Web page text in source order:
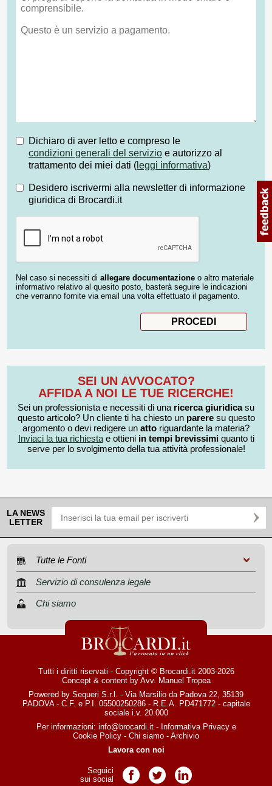
Dichiaro di aver letto e compreso le
condizioni generali del servizio e autorizzo al
trattamento dei miei dati ( leggi informativa)
Desidero iscrivermi alla newsletter di informazione
giuridica di Brocardi.it
Nel caso si necessiti di allegare documentazione o altro materiale
informativo relativo al quesito posto, basterà seguire le indicazioni
che verranno fornite via email una volta effettuato il pagamento.
SEI UN AVVOCATO?
AFFIDA A NOI LE TUE RICERCHE!
Sei un professionista e necessiti di una ricerca giuridicasu
questo articolo? Un cliente ti ha chiesto un pareresu questo
argomento o devi redigere un atto riguardante la materia?
Inviaci la tua richiestae ottieni in tempi brevissimiquanto ti
serve per lo svolgimento della tua attività professionale!
LA NEWS
LETTER
Tutte le Fonti
Servizio di consulenza legale
Chi siamo
Tutti i diritti riservati - Copyright © Brocardi.it 2003-2026
Concept & content by Avv. Manuel Tropea
Powered by Sequeri S.r.l. - Via Marsilio da Padova 22, 35139
PADOVA - C.F. e P.I. 05500250286 - R.E.A. PD471772 - capitale
sociale i.v. 20.000
Per informazioni: info@brocardi.it- Informativa Privacye
Cookie Policy - Chi siamo - Archivio
Lavora con noi
Seguici
sui social
Pagina Facebook
Pagina TwitterPagina LinkedIn